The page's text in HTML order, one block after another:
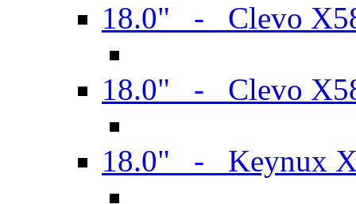
18.0" - Clevo
18.0" - Clevo
18.0" - Keynux